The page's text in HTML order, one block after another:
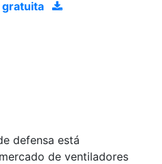
gratuita
defensa está
de ventiladores